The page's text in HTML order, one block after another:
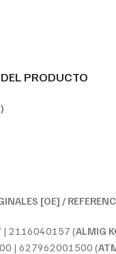
PRODUCTO
[OE] /
| 2116040157 (ALMIG
| 627962001500 (